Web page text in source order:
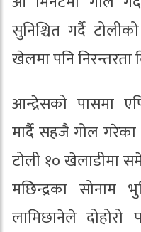
सुनिश्चित गर्दै
खेलमा पनि निरन्तरता
आन्द्रेसको पासमा
मार्दै सहजै गोल
टोली १० खेलाडीमा
मछिन्द्रका
लामिछानेले दोहोरो